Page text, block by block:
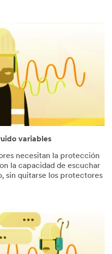
variables
necesitan la protección
la capacidad de escuchar
sin quitarse los protectores